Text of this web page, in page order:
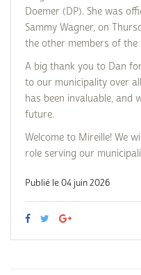
Doemer (DP). She was
Sammy Wagner, on
the other members of the
A big thank you to Dan
to our municipality over
has been invaluable, and
future.
Welcome to Mireille! We
role serving our
Publié le 04 juin 2026